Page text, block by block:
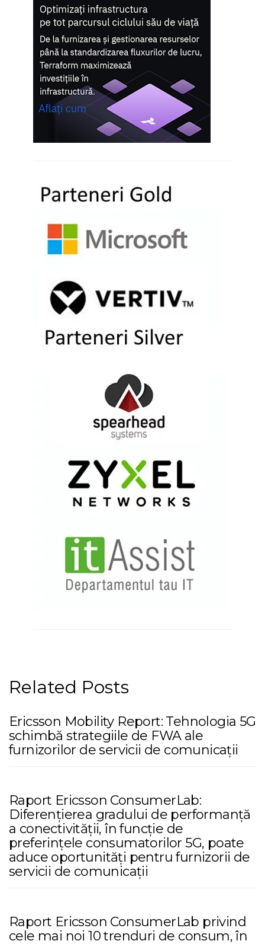
Related Posts
Ericsson Mobility Report: Tehnologia 5G
schimbă strategiile de FWA ale
furnizorilor de servicii de comunicații
Raport Ericsson ConsumerLab:
Diferențierea gradului de performanță
a conectivității, în funcție de
preferințele consumatorilor 5G, poate
aduce oportunități pentru furnizorii de
servicii de comunicații
Raport Ericsson ConsumerLab privind
cele mai noi 10 trenduri de consum, în